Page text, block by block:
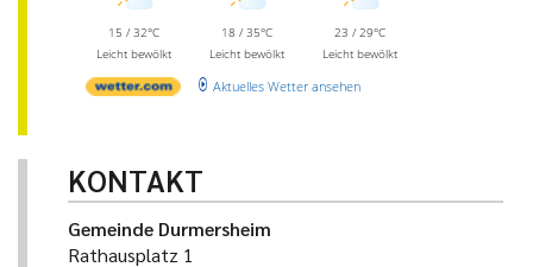
15 / 32°C
Leicht bewölkt
18 / 35°C
Leicht bewölkt
23 / 29°C
Leicht bewölkt
Aktuelles Wetter ansehen
KONTAKT
Gemeinde Durmersheim
Rathausplatz 1